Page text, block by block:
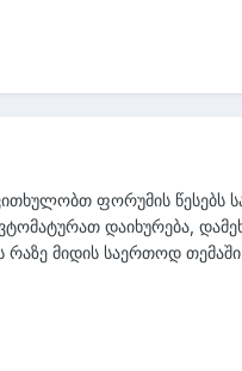
ფორუმის წესებს
დაიხურება,
მიდის საერთოდ